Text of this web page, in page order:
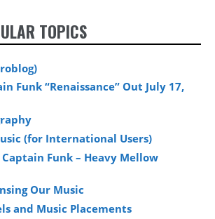
TOPICS
Funk “Renaissance” Out July 17,
(for International Users)
Funk – Heavy Mellow
Our Music
and Music Placements